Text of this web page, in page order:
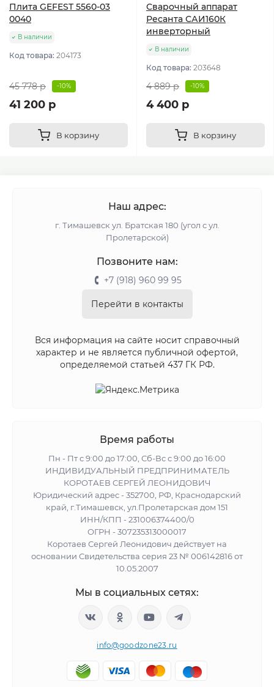
Плита GEFEST 5560-03
0040
В наличии
Код товара: 204173
45 778 р -10%
41 200 р
В корзину
Сварочный аппарат
Ресанта САИ160К
инверторный
В наличии
Код товара: 203648
4 889 р -10%
4 400 р
В корзину
Наш адрес:
г. Тимашевск ул. Братская 180 (угол с ул.
Пролетарской)
Позвоните нам:
+7 (918) 960 99 95
Перейти в контакты
Вся информация на сайте носит справочный
характер и не является публичной офертой,
определяемой статьей 437 ГК РФ.
Время работы
Пн - Пт с 9:00 до 17:00, Сб-Вс с 9:00 до 16:00
ИНДИВИДУАЛЬНЫЙ ПРЕДПРИНИМАТЕЛЬ
КОРОТАЕВ СЕРГЕЙ ЛЕОНИДОВИЧ
Юридический адрес - 352700, РФ, Краснодарский
край, г.Тимашевск, ул.Пролетарская дом 151
ИНН/КПП - 231006374400/0
ОГРН - 307235313000017
Коротаев Сергей Леонидович действует на
основании Свидетельства серия 23 № 006142816 от
10.05.2007
Мы в социальных сетях:
info@goodzone23.ru